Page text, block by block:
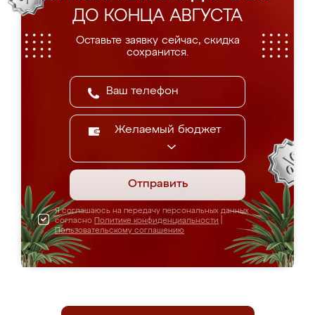
ДО КОНЦА АВГУСТА
Оставьте заявку сейчас, скидка
сохранится.
Желаемый бюджет
Отправить
Я соглашаюсь на передачу персональных данных
согласно Политике конфиденциальности
Пользовательскому соглашению